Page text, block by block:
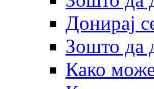
Донирај
Зошто да
Како